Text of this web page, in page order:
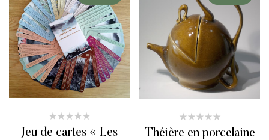
Jeu de cartes « Les
Théière en porcelaine